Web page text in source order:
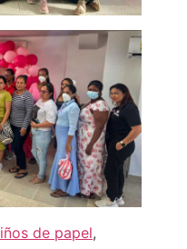
de papel,